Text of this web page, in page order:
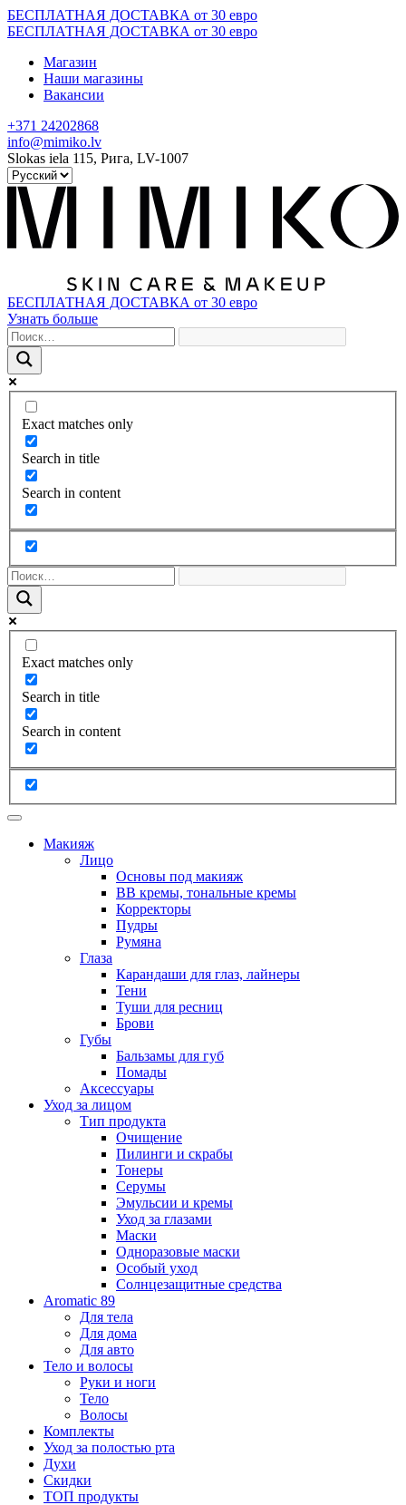
Skip
to
БЕСПЛАТНАЯ ДОСТАВКА от 30 евро
БЕСПЛАТНАЯ ДОСТАВКА от 30 евро
Магазин
Наши магазины
Вакансии
+371 24202868
info@mimiko.lv
Slokas iela 115, Рига, LV-1007
БЕСПЛАТНАЯ ДОСТАВКА от 30 евро
Узнать больше
Exact matches only
Search in title
Search in content
Exact matches only
Search in title
Search in content
Макияж
Лицо
Основы под макияж
BB кремы, тональные кремы
Корректоры
Пудры
Румяна
Глаза
Карандаши для глаз, лайнеры
Тени
Туши для ресниц
Брови
Губы
Бальзамы для губ
Помады
Аксессуары
Уход за лицом
Тип продукта
Очищение
Пилинги и скрабы
Тонеры
Серумы
Эмульсии и кремы
Уход за глазами
Маски
Одноразовые маски
Особый уход
Солнцезащитные средства
Aromatic 89
Для тела
Для дома
Для авто
Тело и волосы
Руки и ноги
Тело
Волосы
Комплекты
Уход за полостью рта
Духи
Скидки
ТОП продукты